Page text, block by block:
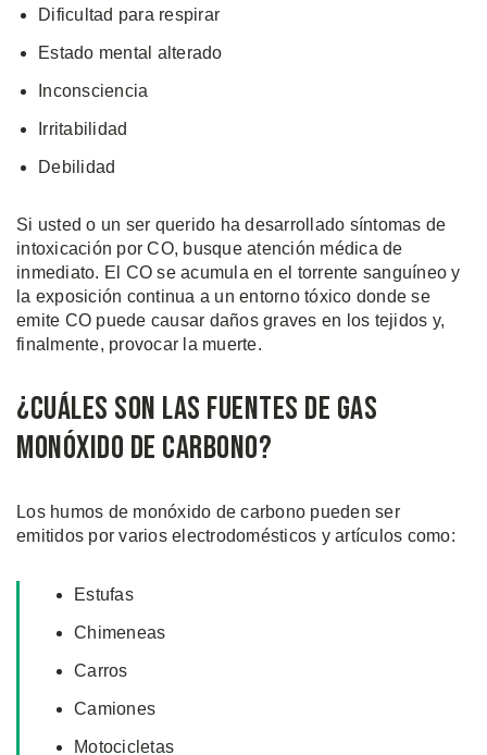
Dificultad para respirar
Estado mental alterado
Inconsciencia
Irritabilidad
Debilidad
Si usted o un ser querido ha desarrollado síntomas de
intoxicación por CO, busque atención médica de
inmediato. El CO se acumula en el torrente sanguíneo y
la exposición continua a un entorno tóxico donde se
emite CO puede causar daños graves en los tejidos y,
finalmente, provocar la muerte.
¿Cuáles Son Las Fuentes de Gas
Monóxido de Carbono?
Los humos de monóxido de carbono pueden ser
emitidos por varios electrodomésticos y artículos como:
Estufas
Chimeneas
Carros
Camiones
Motocicletas